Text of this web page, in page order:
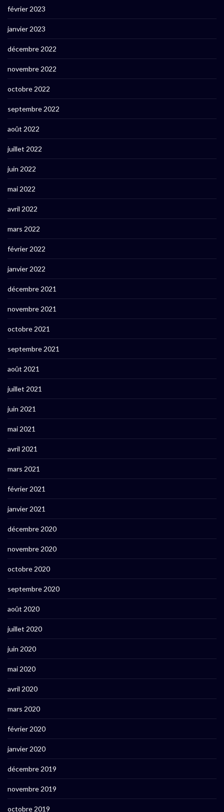
février 2023
janvier 2023
décembre 2022
novembre 2022
octobre 2022
septembre 2022
août 2022
juillet 2022
juin 2022
mai 2022
avril 2022
mars 2022
février 2022
janvier 2022
décembre 2021
novembre 2021
octobre 2021
septembre 2021
août 2021
juillet 2021
juin 2021
mai 2021
avril 2021
mars 2021
février 2021
janvier 2021
décembre 2020
novembre 2020
octobre 2020
septembre 2020
août 2020
juillet 2020
juin 2020
mai 2020
avril 2020
mars 2020
février 2020
janvier 2020
décembre 2019
novembre 2019
octobre 2019